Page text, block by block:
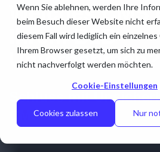
Wenn Sie ablehnen, werden Ihre
beim Besuch dieser Website nicht
diesem Fall wird lediglich ein einzelnes
Ihrem Browser gesetzt, um sich zu
nicht nachverfolgt werden möchten.
Cookie-Einstellungen
Cookies zulassen Nur
Welches
Ihrem B2B-
Unternehmen?
Schluss mit
CMS-Wahl